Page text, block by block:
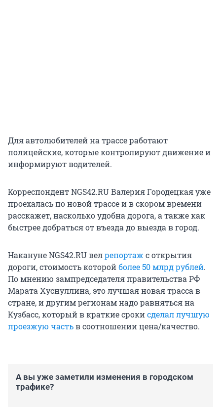
Для автолюбителей на трассе работают
полицейские, которые контролируют движение и
информируют водителей.
Корреспондент NGS42.RU Валерия Городецкая уже
проехалась по новой трассе и в скором времени
расскажет, насколько удобна дорога, а также как
быстрее добраться от въезда до выезда в город.
Накануне NGS42.RU велрепортаж с открытия
дороги, стоимость которойболее 50 млрд рублей.
По мнению зампредседателя правительства РФ
Марата Хуснуллина, это лучшая новая трасса в
стране, и другим регионам надо равняться на
Кузбасс, который в краткие срокисделал лучшую
проезжую частьв соотношении цена/качество.
А вы уже заметили изменения в городском
трафике?